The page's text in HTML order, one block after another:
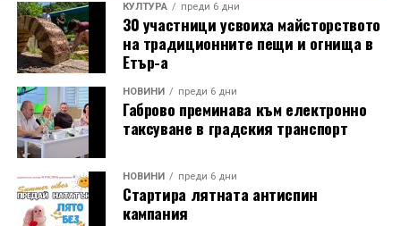
КУЛТУРА преди 6 дни
30 участници усвоиха майсторството
на традиционните пещи и огнища в
Етър-а
НОВИНИ преди 6 дни
Габрово преминава към електронно
таксуване в градския транспорт
НОВИНИ преди 6 дни
Стартира лятната антиспин
кампания